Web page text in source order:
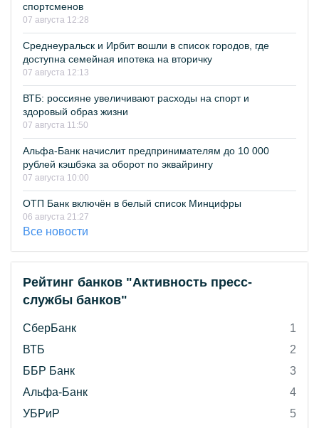
спортсменов
07 августа 12:28
Среднеуральск и Ирбит вошли в список городов, где
доступна семейная ипотека на вторичку
07 августа 12:13
ВТБ: россияне увеличивают расходы на спорт и
здоровый образ жизни
07 августа 11:50
Альфа-Банк начислит предпринимателям до 10 000
рублей кэшбэка за оборот по эквайрингу
07 августа 10:00
ОТП Банк включён в белый список Минцифры
06 августа 21:27
Все новости
Рейтинг банков "Активность пресс-
службы банков"
СберБанк
1
ВТБ
2
ББР Банк
3
Альфа-Банк
4
УБРиР
5